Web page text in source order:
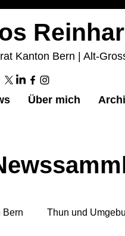
Kanton Bern | Alt-
Über mich
Bern Thun und